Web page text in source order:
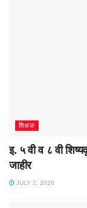
शिक्षक
इ. ५ वी व ८ वी
जाहीर
JULY 2, 2026